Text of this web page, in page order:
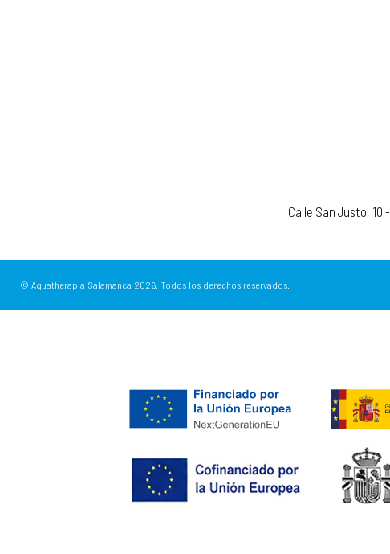
Calle San Justo, 10
© Aquatherapia Salamanca 2026. Todos los derechos reservados.